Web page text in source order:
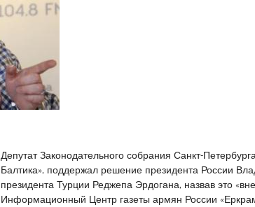
Депутат Законодательного собрания Санкт-
Балтика», поддержал решение президента России
президента Турции Реджепа Эрдогана, назвав это
Информационный Центр газеты армян России